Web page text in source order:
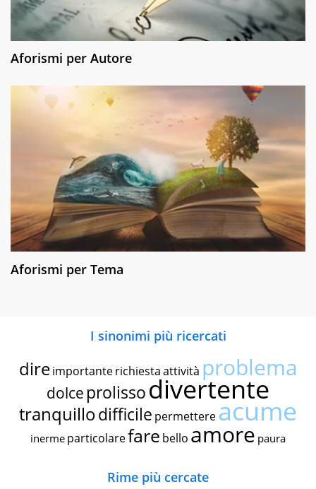
Aforismi per Autore
Aforismi per Tema
I sinonimi più ricercati
dire importante richiestaattività problema
dolce prolissodivertente
tranquillodifficile permettereacume
inerme particolarefare bello amore paura
Rime più cercate